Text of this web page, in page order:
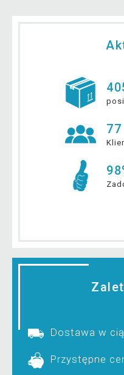
77
Dostawa w
Przystępne